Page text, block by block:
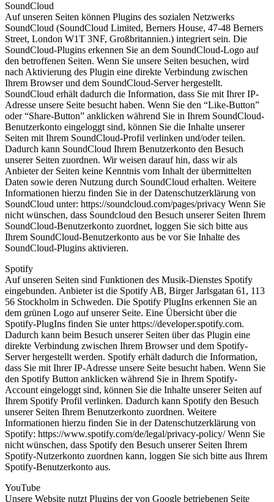
SoundCloud
Auf unseren Seiten können Plugins des sozialen Netzwerks
SoundCloud (SoundCloud Limited, Berners House, 47-48 Berners
Street, London W1T 3NF, Großbritannien.) integriert sein. Die
SoundCloud-Plugins erkennen Sie an dem SoundCloud-Logo auf
den betroffenen Seiten. Wenn Sie unsere Seiten besuchen, wird
nach Aktivierung des Plugin eine direkte Verbindung zwischen
Ihrem Browser und dem SoundCloud-Server hergestellt.
SoundCloud erhält dadurch die Information, dass Sie mit Ihrer IP-
Adresse unsere Seite besucht haben. Wenn Sie den “Like-Button”
oder “Share-Button” anklicken während Sie in Ihrem SoundCloud-
Benutzerkonto eingeloggt sind, können Sie die Inhalte unserer
Seiten mit Ihrem SoundCloud-Profil verlinken und/oder teilen.
Dadurch kann SoundCloud Ihrem Benutzerkonto den Besuch
unserer Seiten zuordnen. Wir weisen darauf hin, dass wir als
Anbieter der Seiten keine Kenntnis vom Inhalt der übermittelten
Daten sowie deren Nutzung durch SoundCloud erhalten. Weitere
Informationen hierzu finden Sie in der Datenschutzerklärung von
SoundCloud unter: https://soundcloud.com/pages/privacy Wenn Sie
nicht wünschen, dass Soundcloud den Besuch unserer Seiten Ihrem
SoundCloud-Benutzerkonto zuordnet, loggen Sie sich bitte aus
Ihrem SoundCloud-Benutzerkonto aus be vor Sie Inhalte des
SoundCloud-Plugins aktivieren.
Spotify
Auf unseren Seiten sind Funktionen des Musik-Dienstes Spotify
eingebunden. Anbieter ist die Spotify AB, Birger Jarlsgatan 61, 113
56 Stockholm in Schweden. Die Spotify PlugIns erkennen Sie an
dem grünen Logo auf unserer Seite. Eine Übersicht über die
Spotify-PlugIns finden Sie unter https://developer.spotify.com.
Dadurch kann beim Besuch unserer Seiten über das Plugin eine
direkte Verbindung zwischen Ihrem Browser und dem Spotify-
Server hergestellt werden. Spotify erhält dadurch die Information,
dass Sie mit Ihrer IP-Adresse unsere Seite besucht haben. Wenn Sie
den Spotify Button anklicken während Sie in Ihrem Spotify-
Account eingeloggt sind, können Sie die Inhalte unserer Seiten auf
Ihrem Spotify Profil verlinken. Dadurch kann Spotify den Besuch
unserer Seiten Ihrem Benutzerkonto zuordnen. Weitere
Informationen hierzu finden Sie in der Datenschutzerklärung von
Spotify: https://www.spotify.com/de/legal/privacy-policy/ Wenn Sie
nicht wünschen, dass Spotify den Besuch unserer Seiten Ihrem
Spotify-Nutzerkonto zuordnen kann, loggen Sie sich bitte aus Ihrem
Spotify-Benutzerkonto aus.
YouTube
Unsere Website nutzt Plugins der von Google betriebenen Seite